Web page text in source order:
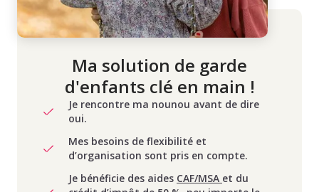
Ma solution de garde
d'enfants clé en main !
Je rencontre ma nounou avant de dire
oui.
Mes besoins de flexibilité et
d’organisation sont pris en compte.
Je bénéficie des aides CAF/MSA et du